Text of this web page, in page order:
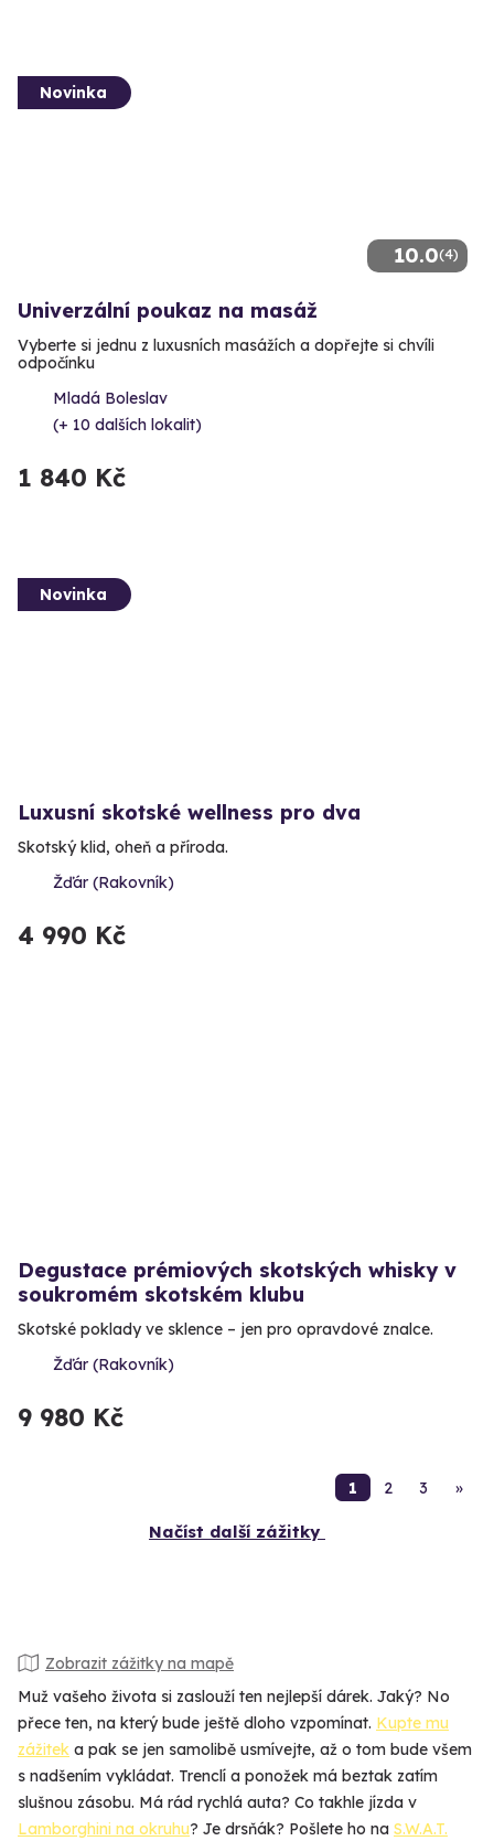
10.0(4)
Novinka
Univerzální poukaz na masáž
Vyberte si jednu z luxusních masážích a dopřejte si chvíli
odpočínku
Mladá Boleslav
(+ 10 dalších lokalit)
1 840 Kč
Novinka
Luxusní skotské wellness pro dva
Skotský klid, oheň a příroda.
Žďár (Rakovník)
4 990 Kč
Degustace prémiových skotských whisky v
soukromém skotském klubu
Skotské poklady ve sklence – jen pro opravdové znalce.
Žďár (Rakovník)
9 980 Kč
1 2 3 »
Načíst další zážitky
Zobrazit zážitky na mapě
Muž vašeho života si zaslouží ten nejlepší dárek. Jaký? No
přece ten, na který bude ještě dloho vzpomínat. Kupte mu
zážitek a pak se jen samolibě usmívejte, až o tom bude všem
s nadšením vykládat. Trenclí a ponožek má beztak zatím
slušnou zásobu. Má rád rychlá auta? Co takhle jízda v
Lamborghini na okruhu? Je drsňák? Pošlete ho na S.W.A.T.